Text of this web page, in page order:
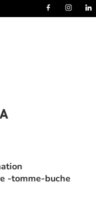
-tomme-buche